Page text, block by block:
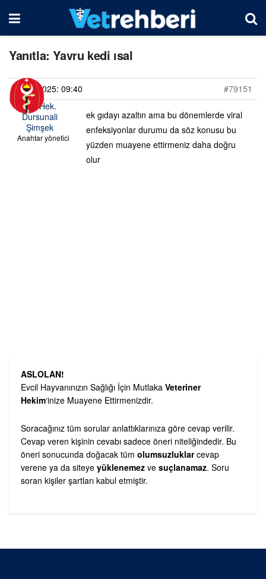
Yanıtla: Yavru kedi ısal
29/04/2025: 09:40
#79151
Vet. Hek.
Dursunali
Şimşek
Anahtar yönetici
ek gıdayı azaltın ama bu dönemlerde viral
enfeksiyonlar durumu da söz konusu bu
yüzden muayene ettirmeniz daha doğru
olur
ASLOLAN!
Evcil Hayvanınızın Sağlığı İçin Mutlaka Veteriner
Hekim‘inize Muayene Ettirmenizdir.
Soracağınız tüm sorular anlattıklarınıza göre cevap verilir.
Cevap veren kişinin cevabı sadece öneri niteliğindedir. Bu
öneri sonucunda doğacak tüm olumsuzluklarcevap
verene ya da siteye yüklenemez ve suçlanamaz. Soru
soran kişiler şartları kabul etmiştir.